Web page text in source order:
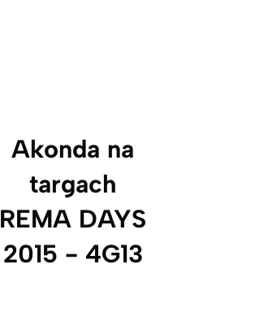
Akonda na
targach
REMA DAYS
2015 - 4G13